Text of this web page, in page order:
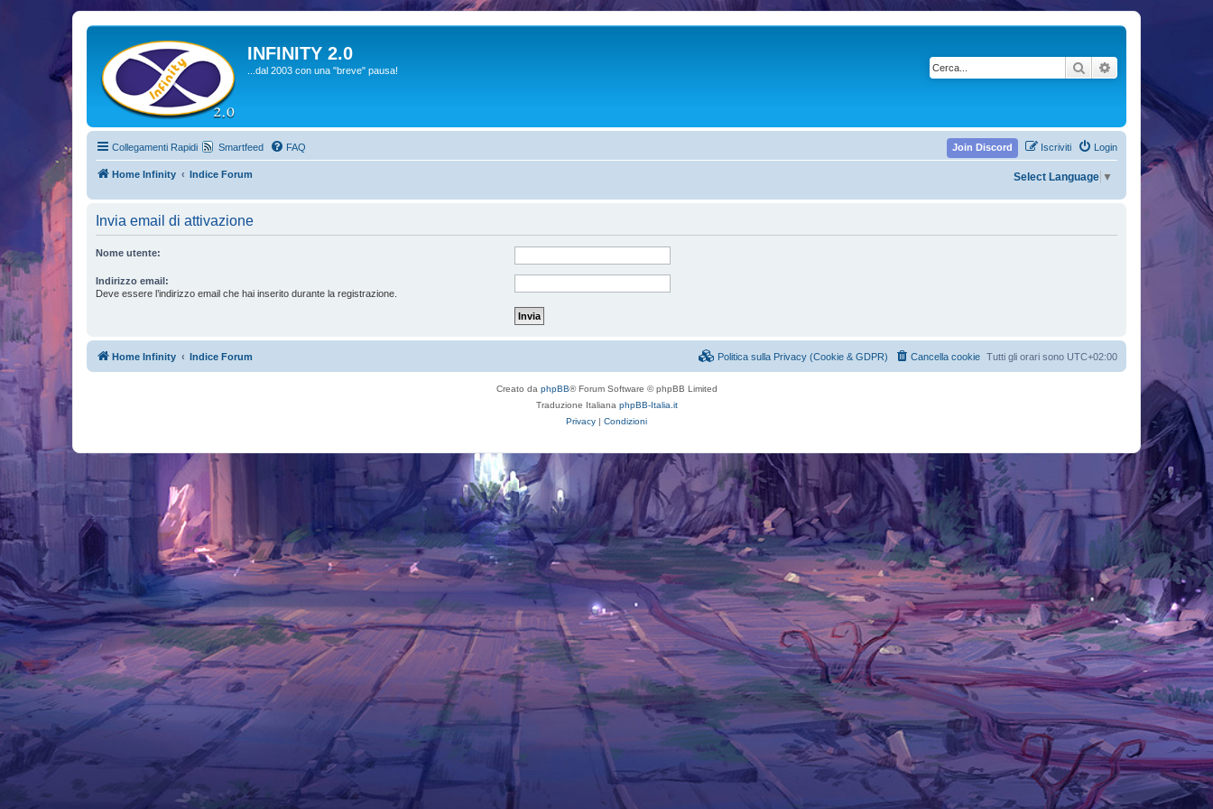
INFINITY 2.0
...dal 2003 con una "breve" pausa! Cerca
Collegamenti Rapidi Smartfeed FAQ Login
Iscriviti
Join Discord
Home Infinity Indice Forum Select Language ▼
Invia email di attivazione
Nome utente:
Indirizzo email:
Deve essere l’indirizzo email che hai inserito durante la registrazione.
Home Infinity Indice Forum Tutti gli orari sono UTC+02:00
Cancella cookie
Politica sulla Privacy (Cookie & GDPR)
Creato da phpBB® Forum Software © phpBB Limited
Traduzione Italiana phpBB-Italia.it
Privacy | Condizioni